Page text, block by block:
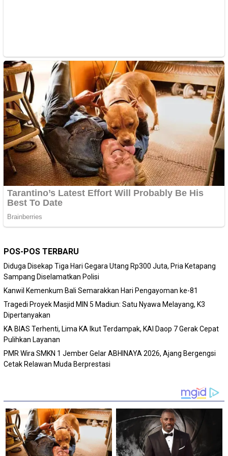
POS-POS TERBARU
Diduga Disekap Tiga Hari Gegara Utang Rp300 Juta, Pria Ketapang
Sampang Diselamatkan Polisi
Kanwil Kemenkum Bali Semarakkan Hari Pengayoman ke-81
Tragedi Proyek Masjid MIN 5 Madiun: Satu Nyawa Melayang, K3
Dipertanyakan
KA BIAS Terhenti, Lima KA Ikut Terdampak, KAI Daop 7 Gerak Cepat
Pulihkan Layanan
PMR Wira SMKN 1 Jember Gelar ABHINAYA 2026, Ajang Bergengsi
Cetak Relawan Muda Berprestasi